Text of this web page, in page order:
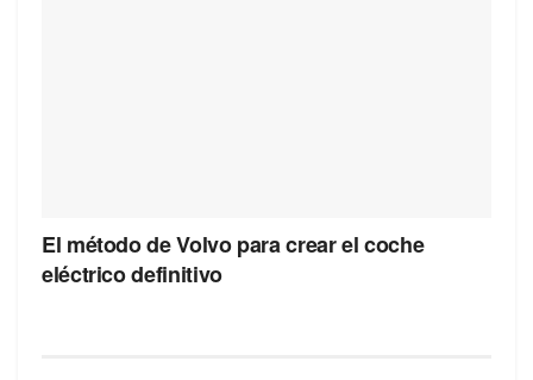
El método de Volvo para crear el coche
eléctrico definitivo